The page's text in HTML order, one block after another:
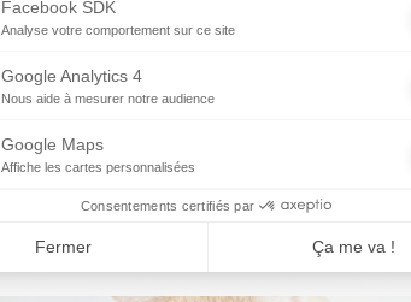
Les tiques, vers intestinaux et
hiver !
PAR DRE JULIE LADOUCEUR
LIRE